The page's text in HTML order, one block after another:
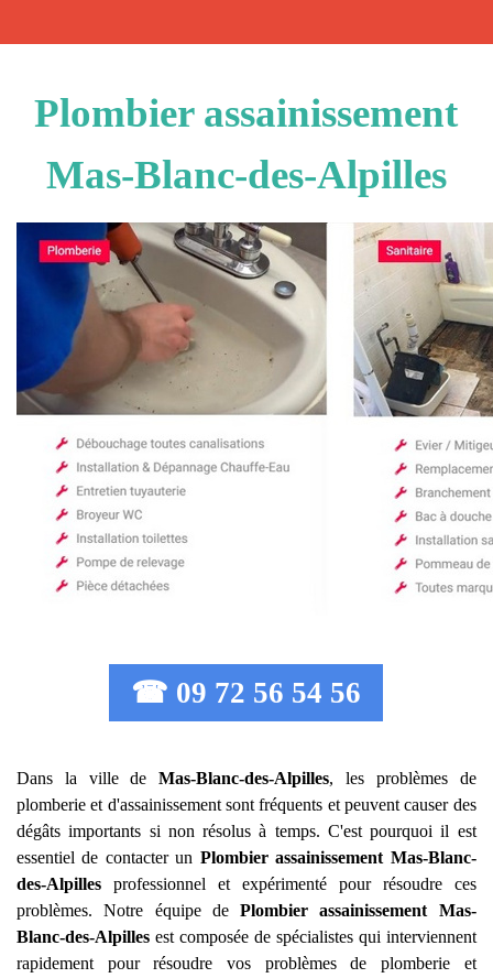
Plombier assainissement
Mas-Blanc-des-Alpilles
☎ 09 72 56 54 56
Dans la ville deMas-Blanc-des-Alpilles, les problèmes de
plomberie et d'assainissement sont fréquents et peuvent causer des
dégâts importants si non résolus à temps. C'est pourquoi il est
essentiel de contacter un Plombier assainissement Mas-Blanc-
des-Alpilles professionnel et expérimenté pour résoudre ces
problèmes. Notre équipe dePlombier assainissement
Mas-
Blanc-des-Alpilles est composée de spécialistes qui interviennent
rapidement pour résoudre vos problèmes de plomberie et